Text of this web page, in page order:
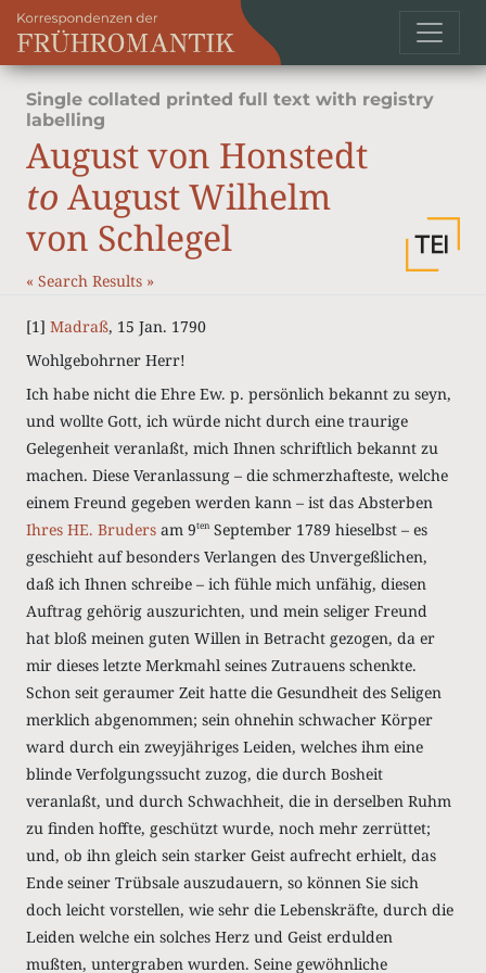
Single collated printed full text with registry
labelling
August von Honstedt
to August Wilhelm
von Schlegel
« Search Results »
[1] Madraß, 15 Jan. 1790
Wohlgebohrner Herr!
Ich habe nicht die Ehre Ew. p. persönlich bekannt zu seyn,
und wollte Gott, ich würde nicht durch eine traurige
Gelegenheit veranlaßt, mich Ihnen schriftlich bekannt zu
machen. Diese Veranlassung – die schmerzhafteste, welche
einem Freund gegeben werden kann – ist das Absterben
Ihres HE. Bruders am 9ten September 1789 hieselbst – es
geschieht auf besonders Verlangen des Unvergeßlichen,
daß ich Ihnen schreibe – ich fühle mich unfähig, diesen
Auftrag gehörig auszurichten, und mein seliger Freund
hat bloß meinen guten Willen in Betracht gezogen, da er
mir dieses letzte Merkmahl seines Zutrauens schenkte.
Schon seit geraumer Zeit hatte die Gesundheit des Seligen
merklich abgenommen; sein ohnehin schwacher Körper
ward durch ein zweyjähriges Leiden, welches ihm eine
blinde Verfolgungssucht zuzog, die durch Bosheit
veranlaßt, und durch Schwachheit, die in derselben Ruhm
zu finden hoffte, geschützt wurde, noch mehr zerrüttet;
und, ob ihn gleich sein starker Geist aufrecht erhielt, das
Ende seiner Trübsale auszudauern, so können Sie sich
doch leicht vorstellen, wie sehr die Lebenskräfte, durch die
Leiden welche ein solches Herz und Geist erdulden
mußten, untergraben wurden. Seine gewöhnliche